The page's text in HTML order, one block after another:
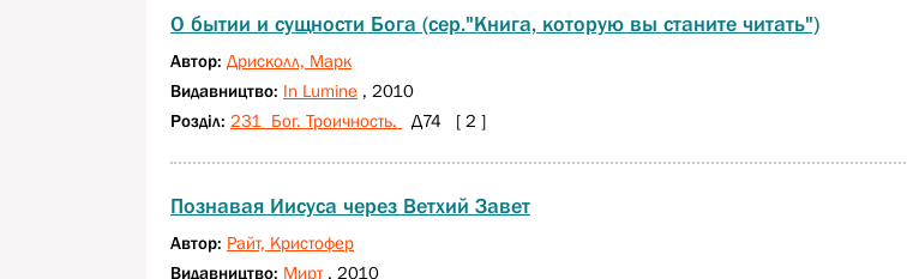
О бытии и сущности Бога (сер."Книга, которую вы станите читать")
Автор: Дрисколл, Марк
Видавництво: In Lumine , 2010
Розділ: 231 Бог. Троичность. Д74 [ 2 ]
Познавая Иисуса через Ветхий Завет
Автор: Райт, Кристофер
Видавництво: Мирт, 2010